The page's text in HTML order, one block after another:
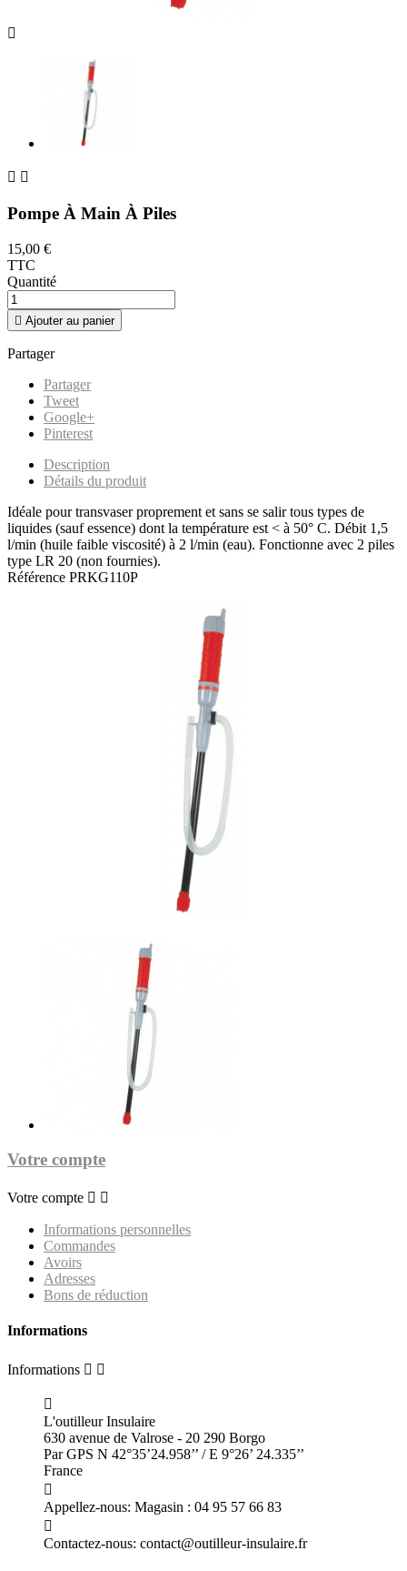

 
Pompe À Main À Piles
15,00 €
TTC
Quantité
 Ajouter au panier
Partager
Partager
Tweet
Google+
Pinterest
Description
Détails du produit
Idéale pour transvaser proprement et sans se salir tous types de
liquides (sauf essence) dont la température est < à 50° C. Débit 1,5
l/min (huile faible viscosité) à 2 l/min (eau). Fonctionne avec 2 piles
type LR 20 (non fournies).
Référence PRKG110P
Votre compte
Votre compte  
Informations personnelles
Commandes
Avoirs
Adresses
Bons de réduction
Informations
Informations  

L'outilleur Insulaire
630 avenue de Valrose - 20 290 Borgo
Par GPS N 42°35’24.958’’ / E 9°26’ 24.335’’
France

Appellez-nous: Magasin : 04 95 57 66 83

Contactez-nous: contact@outilleur-insulaire.fr